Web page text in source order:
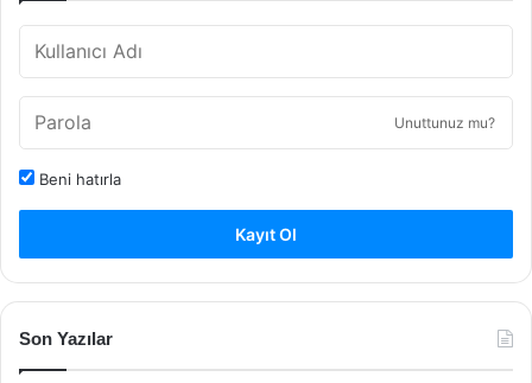
Unuttunuz mu?
Beni hatırla
Kayıt Ol
Son Yazılar